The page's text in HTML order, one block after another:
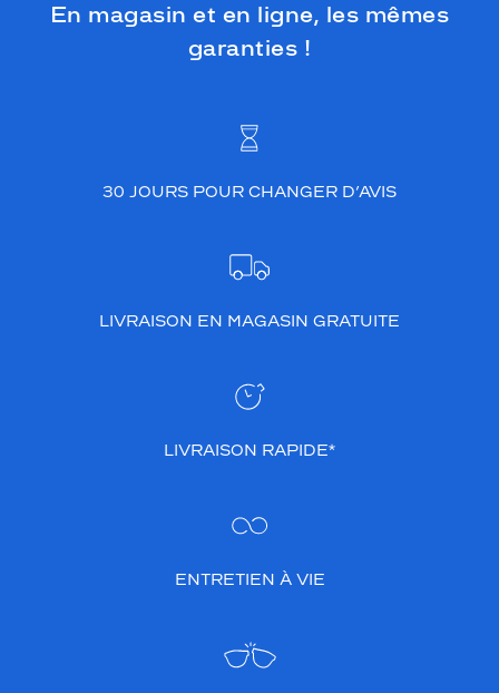
En magasin et en ligne, les mêmes
garanties !
30 JOURS POUR CHANGER D’AVIS
LIVRAISON EN MAGASIN GRATUITE
LIVRAISON RAPIDE*
ENTRETIEN À VIE